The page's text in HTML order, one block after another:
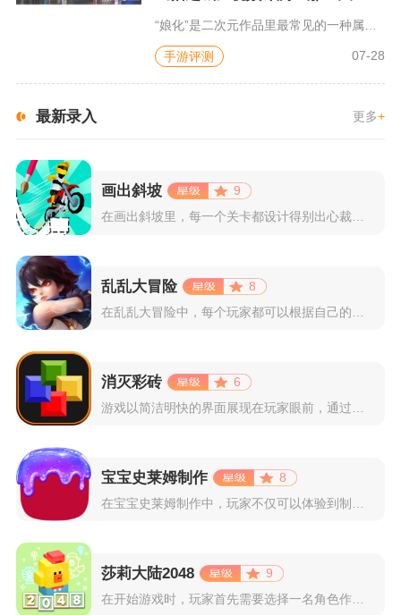
手游评测 07-28
最新录入 更多+
画出斜坡
9
乱乱大冒险
8
消灭彩砖
6
宝宝史莱姆制作
8
莎莉大陆2048
9